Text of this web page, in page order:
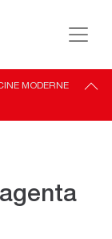
MODERNE